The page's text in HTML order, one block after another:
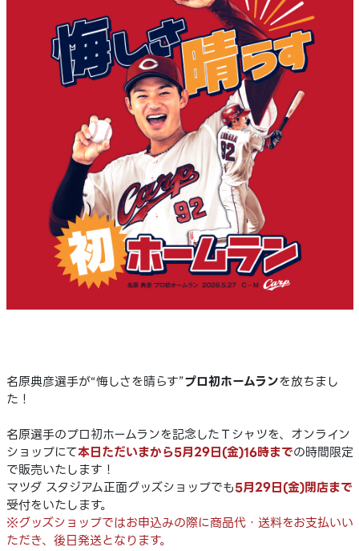
名原典彦選手が“悔しさを晴らす”プロ初ホームランを放ちまし
た！
名原選手のプロ初ホームランを記念したＴシャツを、オンライン
ショップにて本日ただいまから5月29日(金)16時までの時間限定
で販売いたします！
マツダ スタジアム正面グッズショップでも5月29日(金)閉店まで
受付をいたします。
※グッズショップではお申込みの際に商品代・送料をお支払いい
ただき、後日発送となります。